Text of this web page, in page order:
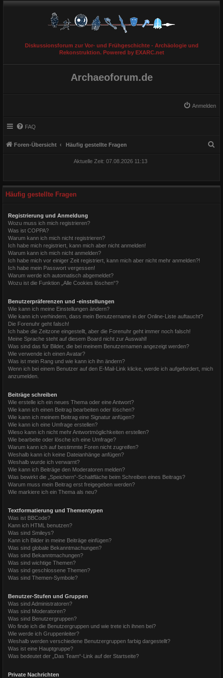
Diskussionsforum zur Vor- und Frühgeschichte - Archäologie und
Rekonstruktion. Powered by EXARC.net
Archaeoforum.de
Anmelden
FAQ
Foren-Übersicht Häufig gestellte Fragen
Aktuelle Zeit: 07.08.2026 11:13
Häufig gestellte Fragen
Registrierung und Anmeldung
Wozu muss ich mich registrieren?
Was ist COPPA?
Warum kann ich mich nicht registrieren?
Ich habe mich registriert, kann mich aber nicht anmelden!
Warum kann ich mich nicht anmelden?
Ich habe mich vor einiger Zeit registriert, kann mich aber nicht mehr anmelden?!
Ich habe mein Passwort vergessen!
Warum werde ich automatisch abgemeldet?
Wozu ist die Funktion „Alle Cookies löschen“?
Benutzerpräferenzen und -einstellungen
Wie kann ich meine Einstellungen ändern?
Wie kann ich verhindern, dass mein Benutzername in der Online-Liste auftaucht?
Die Forenuhr geht falsch!
Ich habe die Zeitzone eingestellt, aber die Forenuhr geht immer noch falsch!
Meine Sprache steht auf diesem Board nicht zur Auswahl!
Was sind das für Bilder, die bei meinem Benutzernamen angezeigt werden?
Wie verwende ich einen Avatar?
Was ist mein Rang und wie kann ich ihn ändern?
Wenn ich bei einem Benutzer auf den E-Mail-Link klicke, werde ich aufgefordert, mich
anzumelden.
Beiträge schreiben
Wie erstelle ich ein neues Thema oder eine Antwort?
Wie kann ich einen Beitrag bearbeiten oder löschen?
Wie kann ich meinem Beitrag eine Signatur anfügen?
Wie kann ich eine Umfrage erstellen?
Wieso kann ich nicht mehr Antwortmöglichkeiten erstellen?
Wie bearbeite oder lösche ich eine Umfrage?
Warum kann ich auf bestimmte Foren nicht zugreifen?
Weshalb kann ich keine Dateianhänge anfügen?
Weshalb wurde ich verwarnt?
Wie kann ich Beiträge den Moderatoren melden?
Was bewirkt die „Speichern“-Schaltfläche beim Schreiben eines Beitrags?
Warum muss mein Beitrag erst freigegeben werden?
Wie markiere ich ein Thema als neu?
Textformatierung und Thementypen
Was ist BBCode?
Kann ich HTML benutzen?
Was sind Smileys?
Kann ich Bilder in meine Beiträge einfügen?
Was sind globale Bekanntmachungen?
Was sind Bekanntmachungen?
Was sind wichtige Themen?
Was sind geschlossene Themen?
Was sind Themen-Symbole?
Benutzer-Stufen und Gruppen
Was sind Administratoren?
Was sind Moderatoren?
Was sind Benutzergruppen?
Wo finde ich die Benutzergruppen und wie trete ich ihnen bei?
Wie werde ich Gruppenleiter?
Weshalb werden verschiedene Benutzergruppen farbig dargestellt?
Was ist eine Hauptgruppe?
Was bedeutet der „Das Team“-Link auf der Startseite?
Private Nachrichten